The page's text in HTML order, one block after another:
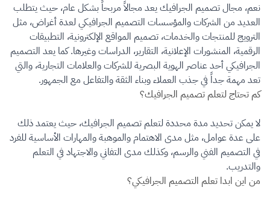
نعم، مجال تصميم الجرافيك يعد مجالاً مربحاً بشكل عام، حيث يتطلب
العديد من الشركات والمؤسسات التصميم الجرافيكي لعدة أغراض، مثل
الترويج للمنتجات والخدمات، تصميم المواقع الإلكترونية، التطبيقات
الرقمية، المنشورات الإعلانية، التقارير، الدراسات وغيرها. كما يعد التصميم
الجرافيكي أحد عناصر الهوية البصرية للشركات والعلامات التجارية، والتي
تعد مهمة جداً في جذب العملاء وبناء الثقة والتفاعل مع الجمهور.
كم تحتاج لتعلم تصميم الجرافيك؟
لا يمكن تحديد مدة محددة لتعلم تصميم الجرافيك، حيث يعتمد ذلك
على عدة عوامل، مثل مدى الاهتمام والموهبة والمهارات الأساسية للفرد
في التصميم الفني والرسم، وكذلك مدى التفاني والاجتهاد في التعلم
والتدريب.
من اين ابدا تعلم التصميم الجرافيكي؟